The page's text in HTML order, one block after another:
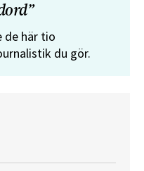
de här tio
du gör.